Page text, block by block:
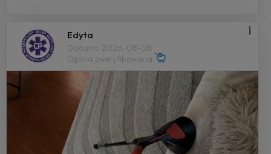
Edyta
Dodano: 2026-08-08
Opinia zweryfikowana